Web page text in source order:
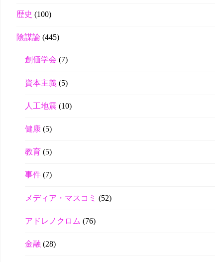
歴史 (100)
陰謀論 (445)
創価学会 (7)
資本主義(5)
人工地震 (10)
健康(5)
教育(5)
事件(7)
メディア・マスコミ (52)
アドレノクロム (76)
金融 (28)